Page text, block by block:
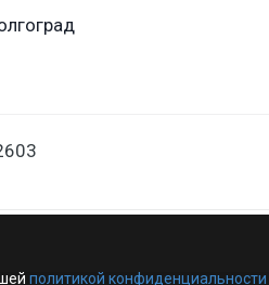
политикой конфиденциальности